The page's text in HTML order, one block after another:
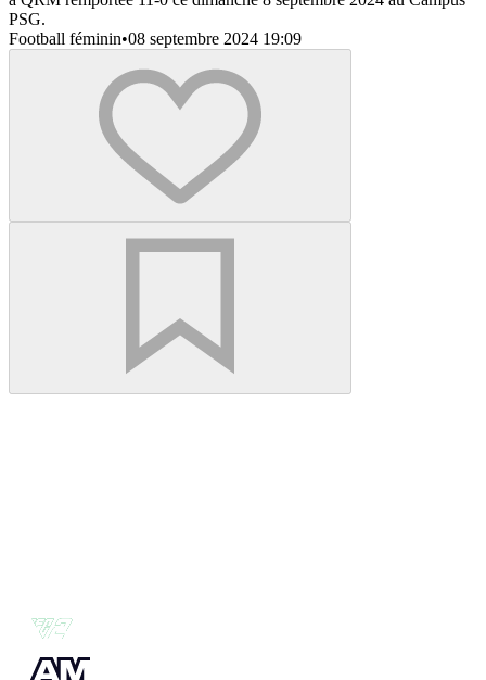
PSG.
Football féminin•08 septembre 2024 19:09